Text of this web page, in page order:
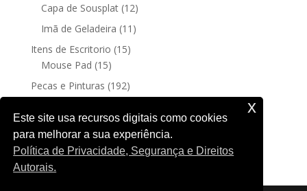
Capa de Sousplat 1212
produtos
Imã de Geladeira 11 11
Itens de Escritorio 1515
Mouse Pad 1515
produtos
Pecas e Pinturas 192192
produtos
192
produtos
Posters sem moldura 44
produtos
Quadro Decorativo 188188
produtos
Este site usa recursos digitais como cookies
para melhorar a sua experiência.
Política de Privacidade, Segurança e Direitos
Autorais.
x